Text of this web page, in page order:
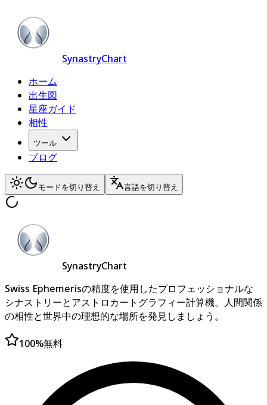
SynastryChart
ホーム
出生図
星座ガイド
相性
ツール
ブログ
モードを切り替え 言語を切り替え
SynastryChart
Swiss Ephemerisの精度を使用したプロフェッショナルな
シナストリーとアストロカートグラフィー計算機。人間関係
の相性と世界中の理想的な場所を発見しましょう。
100%無料